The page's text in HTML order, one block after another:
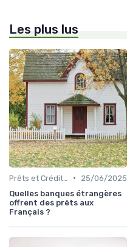
Les plus lus
•
25/06/2025
Quelles banques étrangères
offrent des prêts aux
Français ?